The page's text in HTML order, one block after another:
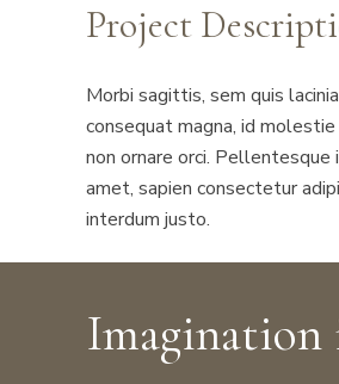
Project
Morbi sagittis, sem quis
consequat magna, id
non ornare orci.
amet, sapien consectetur
interdum justo.
Imagination